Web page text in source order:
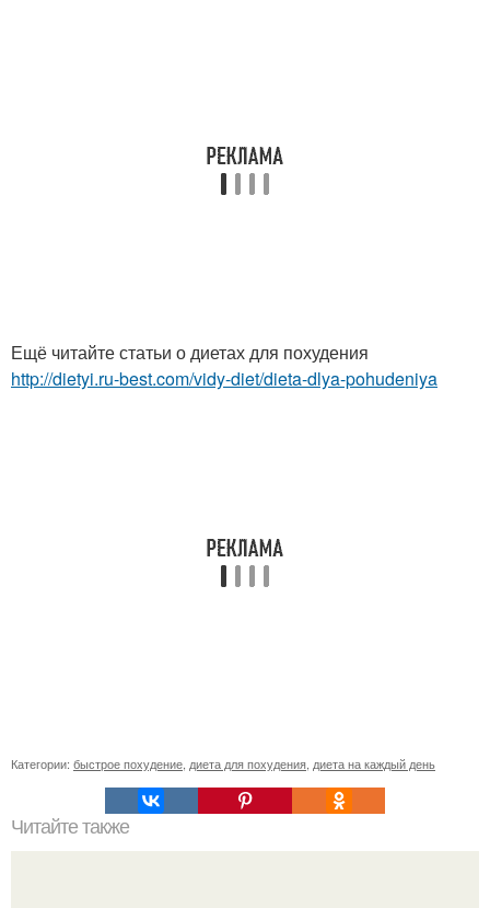
Ещё читайте статьи о диетах для похудения
http://dietyi.ru-best.com/vidy-diet/dieta-dlya-pohudeniya
Категории: быстрое похудение диета для похудения диета на каждый день
Читайте также